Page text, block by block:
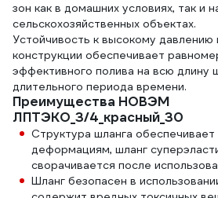
зон как в домашних условиях, так и
сельскохозяйственных объектах.
Устойчивость к высокому давлению
конструкции обеспечивает
эффективного полива на всю длину
длительного периода времени.
Преимущества НОВЭМ
ЛПТЭКО_3/4_красный_30
Структура шланга обеспечивает
деформациям, шланг
сворачивается после
Шланг безопасен в